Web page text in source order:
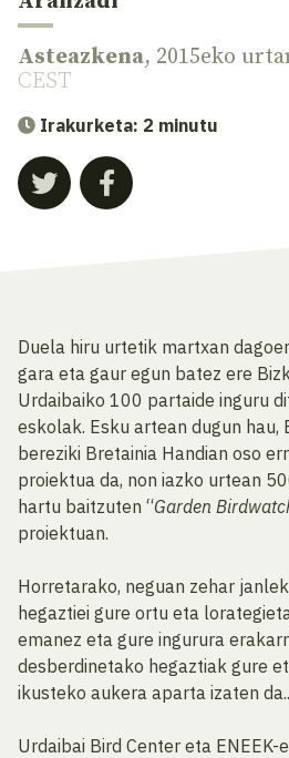
Asteazkena, 2015eko
CEST
Irakurketa: 2 minutu
Duela hiru urtetik martxan
gara eta gaur egun batez ere
Urdaibaiko 100 partaide inguru
eskolak. Esku artean dugun
bereziki Bretainia Handian oso
proiektua da, non iazko urtean
hartu baitzuten “Garden
proiektuan.
Horretarako, neguan zehar
hegaztiei gure ortu eta
emanez eta gure ingurura
desberdinetako hegaztiak gure
ikusteko aukera aparta izaten da..
Urdaibai Bird Center eta